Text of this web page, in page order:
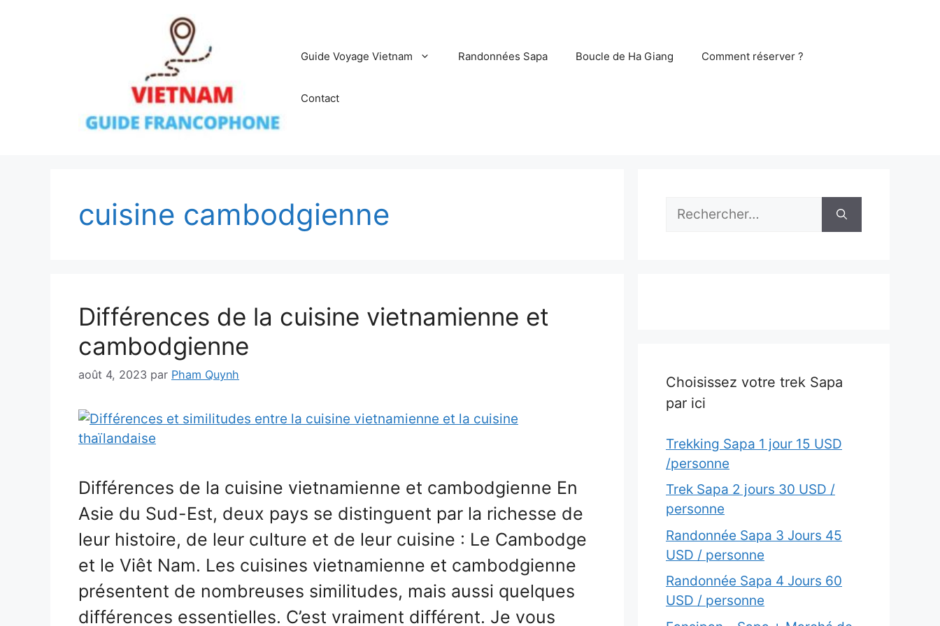
Guide Voyage Vietnam Randonnées Sapa Boucle de Ha Giang Comment réserver ?
Contact
cuisine cambodgienne
Différences de la cuisine vietnamienne et
cambodgienne
août 4, 2023 par Pham Quynh
Différences de la cuisine vietnamienne et cambodgienne En
Asie du Sud-Est, deux pays se distinguent par la richesse de
leur histoire, de leur culture et de leur cuisine : Le Cambodge
et le Viêt Nam. Les cuisines vietnamienne et cambodgienne
présentent de nombreuses similitudes, mais aussi quelques
différences essentielles. C’est vraiment différent. Je vous
Rechercher :
Choisissez votre trek Sapa
par ici
Trekking Sapa 1 jour 15 USD
/personne
Trek Sapa 2 jours 30 USD /
personne
Randonnée Sapa 3 Jours 45
USD / personne
Randonnée Sapa 4 Jours 60
USD / personne